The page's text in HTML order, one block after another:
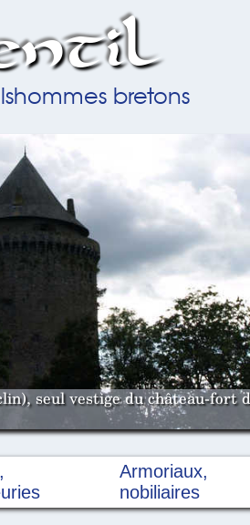
bretons
seul vestige du château-fort
Armoriaux,
nobiliaires